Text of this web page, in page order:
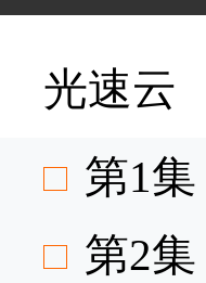
光速云
第1集
第2集